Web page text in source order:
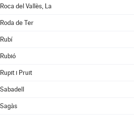
Roca del Vallès, La
Roda de Ter
Rubí
Rubió
Rupit i Pruit
Sabadell
Sagàs